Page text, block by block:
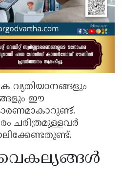
വ്യതിയാനങ്ങളും
ഈ
ചരിത്രമുള്ളവർ